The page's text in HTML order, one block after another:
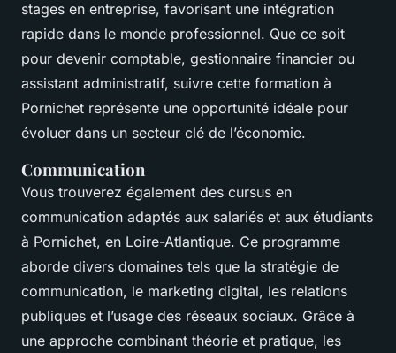
stages en entreprise, favorisant une intégration
rapide dans le monde professionnel. Que ce soit
pour devenir comptable, gestionnaire financier ou
assistant administratif, suivre cette formation à
Pornichet représente une opportunité idéale pour
évoluer dans un secteur clé de l’économie.
Communication
Vous trouverez également des cursus en
communication adaptés aux salariés et aux étudiants
à Pornichet, en Loire-Atlantique. Ce programme
aborde divers domaines tels que la stratégie de
communication, le marketing digital, les relations
publiques et l’usage des réseaux sociaux. Grâce à
une approche combinant théorie et pratique, les